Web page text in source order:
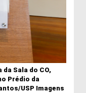
da Sala do CO,
Prédio da
USP Imagens